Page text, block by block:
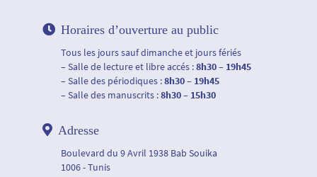
Horaires d’ouverture au public
Tous les jours sauf dimanche et jours fériés
– Salle de lecture et libre accés :8h30 – 19h45
– Salle des périodiques :8h30 – 19h45
– Salle des manuscrits :8h30 – 15h30
Adresse
Boulevard du 9 Avril 1938 Bab Souika
1006 - Tunis